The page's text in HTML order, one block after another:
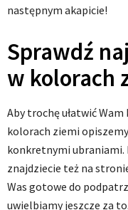
następnym akapicie!
Sprawdź
w kolorach
Aby trochę ułatwić
kolorach ziemi
konkretnymi ubraniami.
znajdziecie też na
Was gotowe do
uwielbiamy jeszcze za